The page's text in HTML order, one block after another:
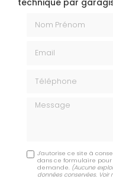
Message
J'autorise ce site à
dans ce formulaire
demande. (Aucune
données conservées. Voir